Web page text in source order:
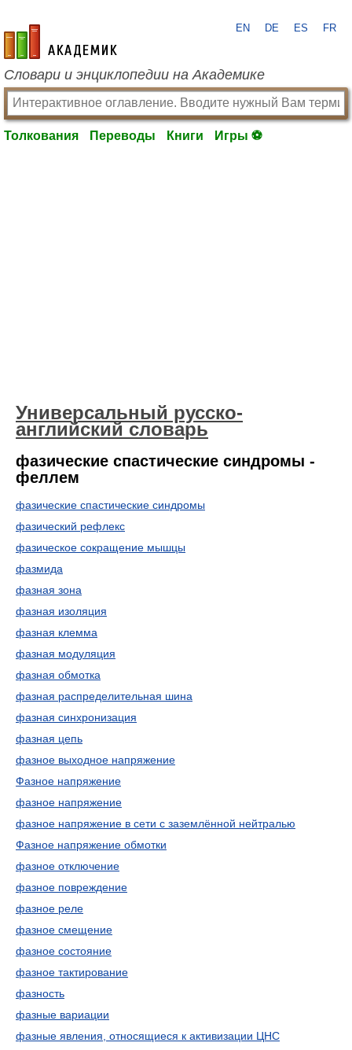
academic.ru
EN DE ES FR
Словари и энциклопедии на Академике
Толкования Переводы Книги Игры ⚽
Универсальный русско-
английский словарь
фазические спастические синдромы -
феллем
фазические спастические синдромы
фазический рефлекс
фазическое сокращение мышцы
фазмида
фазная зона
фазная изоляция
фазная клемма
фазная модуляция
фазная обмотка
фазная распределительная шина
фазная синхронизация
фазная цепь
фазное выходное напряжение
Фазное напряжение
фазное напряжение
фазное напряжение в сети с заземлённой нейтралью
Фазное напряжение обмотки
фазное отключение
фазное повреждение
фазное реле
фазное смещение
фазное состояние
фазное тактирование
фазность
фазные вариации
фазные явления, относящиеся к активизации ЦНС